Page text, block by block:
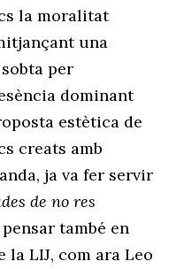
la moralitat
una
per
dominant
estètica de
creats amb
ja va fer servir
de no res
també en
LIJ, com ara Leo